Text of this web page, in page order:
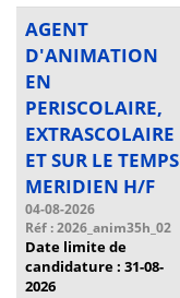
AGENT
D'ANIMATION
EN
PERISCOLAIRE,
EXTRASCOLAIRE
ET SUR LE TEMPS
MERIDIEN H/F
04-08-2026
Réf : 2026_anim35h_02
Date limite de
candidature : 31-08-
2026